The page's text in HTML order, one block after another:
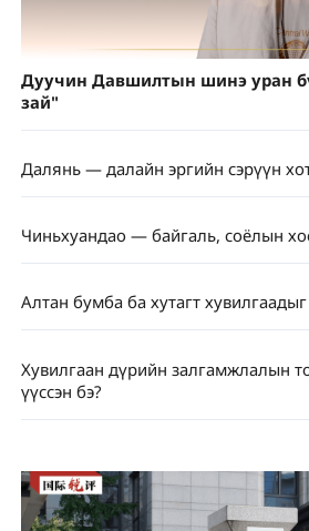
Дуучин Давшилтын шинэ уран
зай"
Далянь — далайн эргийн сэрүүн
Чиньхуандао — байгаль, соёлын
Алтан бумба ба хутагт
Хувилгаан дүрийн залгамжлалын
үүссэн бэ?